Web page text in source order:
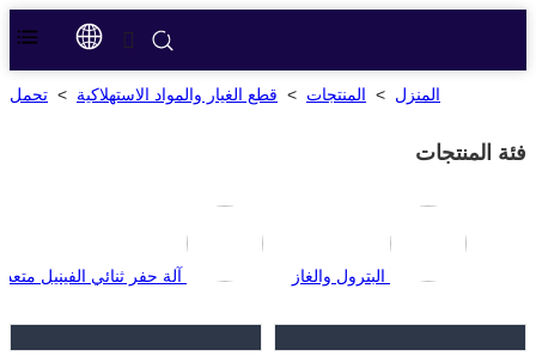
المنزل > المنتجات > قطع الغيار والمواد الاستهلاكية > تحمل
فئة المنتجات
البترول والغاز آلة حفر ثنائي الفينيل